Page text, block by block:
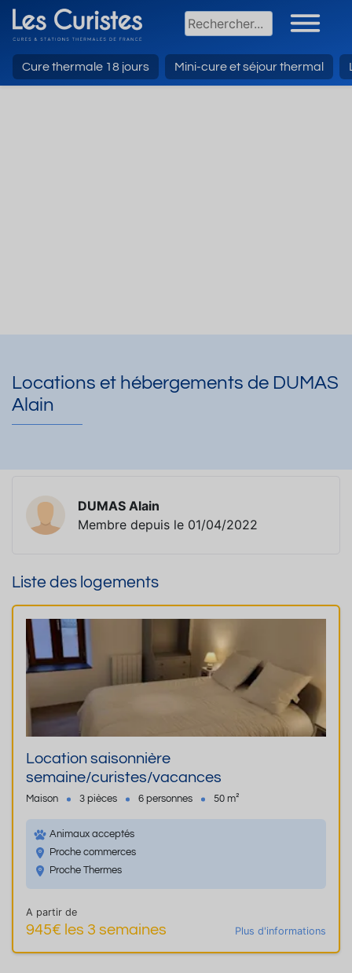
Cure thermale 18 jours Mini-cure et séjour thermal
Locations et hébergements de DUMAS
Alain
DUMAS Alain
Membre depuis le 01/04/2022
Liste des logements
Location saisonnière
semaine/curistes/vacances
Maison 3 pièces 6 personnes 50 m²
Animaux acceptés
Proche commerces
Proche Thermes
A partir de
945€ les 3 semaines Plus d'informations